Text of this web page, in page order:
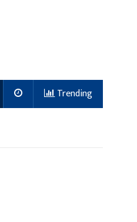
Trending